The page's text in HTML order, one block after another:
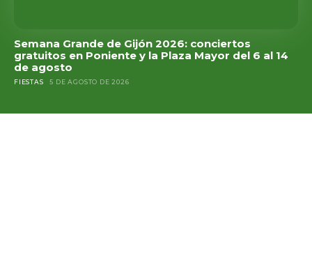
Semana Grande de Gijón 2026: conciertos
gratuitos en Poniente y la Plaza Mayor del 6 al 14
de agosto
FIESTAS 5 DE AGOSTO DE 2026